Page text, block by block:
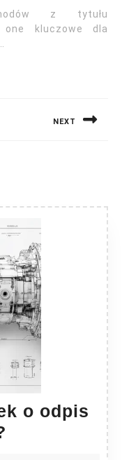
z tytułu
one kluczowe dla
NEXT
o odpis